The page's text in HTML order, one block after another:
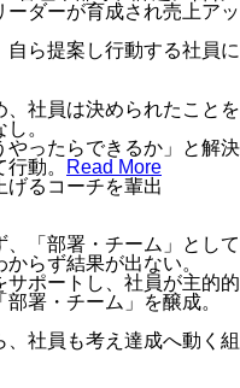
ダーが育成され売上アッ
ら提案し行動する社員に
社員は決められたことを
。
やったらできるか」と解決
動。
Read More
げるコーチを輩出
「部署・チーム」として
らず結果が出ない。
ポートし、社員が主的的
署・チーム」を醸成。
社員も考え達成へ動く組